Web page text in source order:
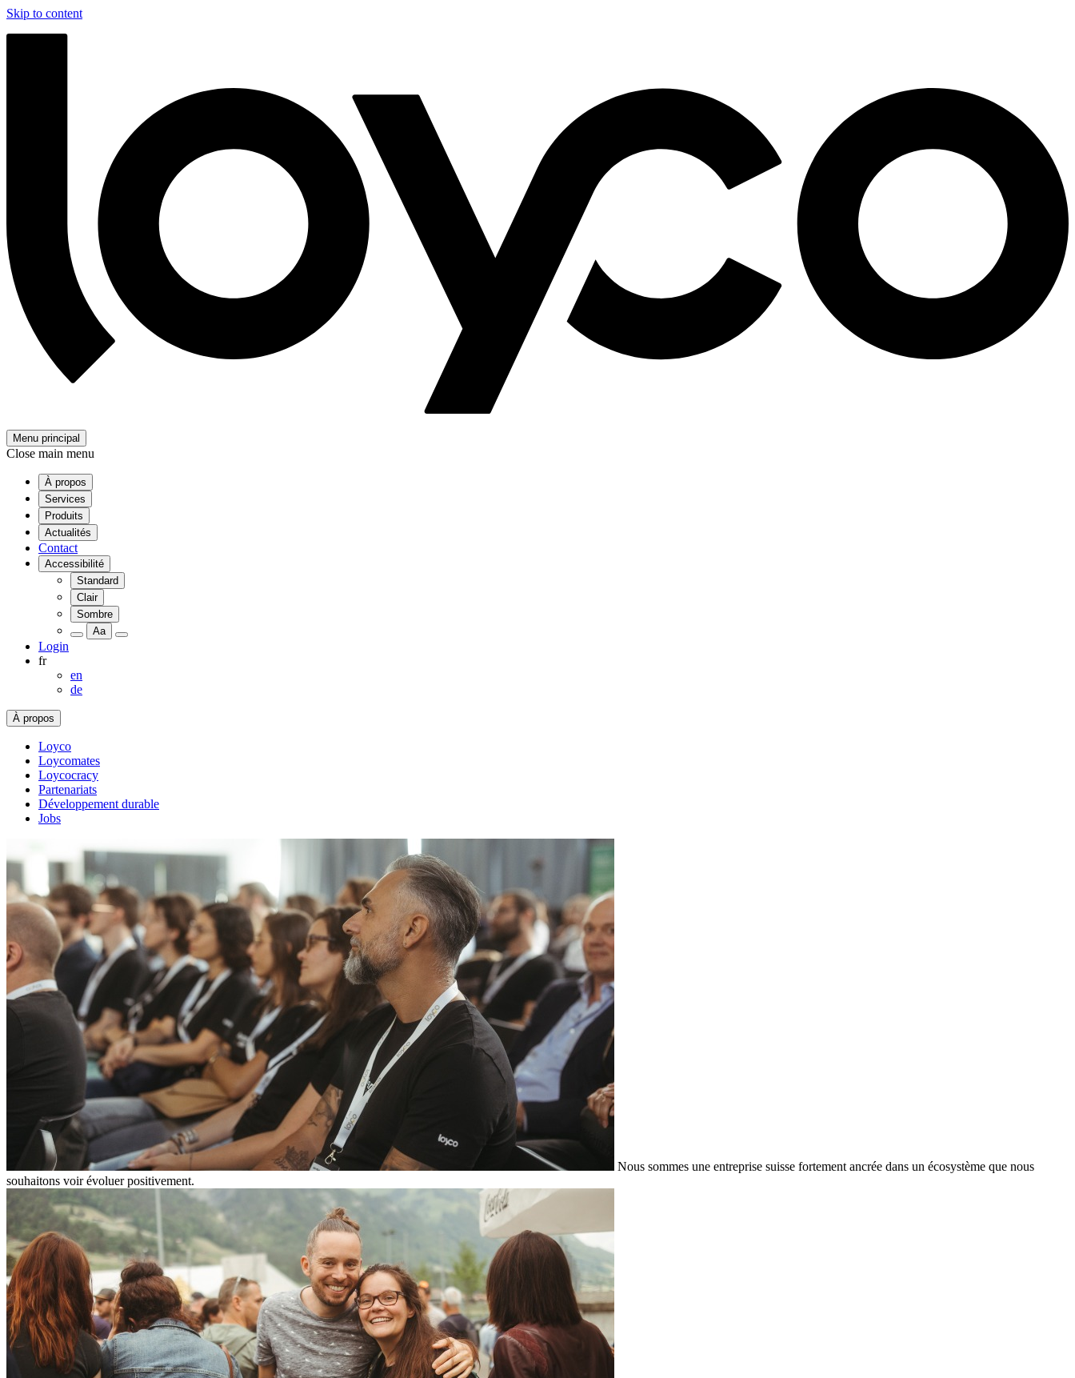
Skip to content
Menu principal
Close main menu
À propos
Services
Produits
Actualités
Contact
Accessibilité
Standard
Clair
Sombre
Aa
Login
fr
en
de
À propos
Loyco
Loycomates
Loycocracy
Partenariats
Développement durable
Jobs
Nous sommes une entreprise suisse fortement ancrée dans un écosystème que nous
souhaitons voir évoluer positivement.